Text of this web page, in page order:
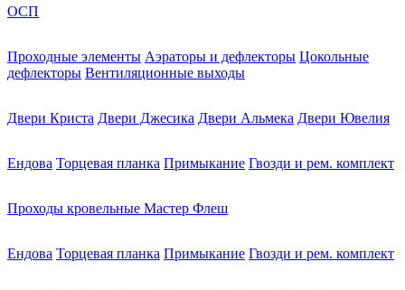
ОСП
Проходные элементы Аэраторы и дефлекторы Цокольные
дефлекторы Вентиляционные выходы
Двери Криста Двери Джесика Двери Альмека Двери Ювелия
Ендова Торцевая планка Примыкание Гвозди и рем. комплект
Проходы кровельные Мастер Флеш
Ендова Торцевая планка Примыкание Гвозди и рем. комплект